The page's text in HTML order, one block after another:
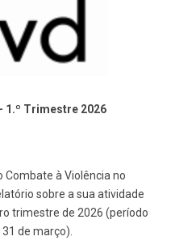
1.º Trimestre 2026
Combate à Violência no
sobre a sua atividade
trimestre de 2026 (período
de março).